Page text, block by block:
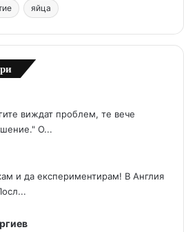
s
t
m
яйца
виждат проблем, те вече
О...
и да експериментирам! В Англия